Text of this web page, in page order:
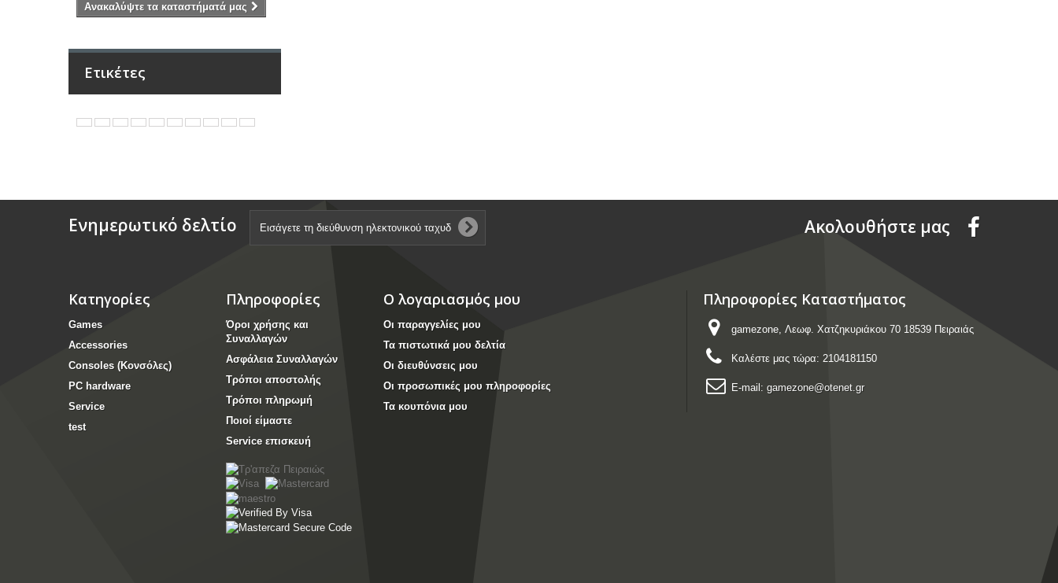
Ανακαλύψτε τα καταστήματά μας
Ετικέτες
Ενημερωτικό δελτίο Aκολουθήστε μας
Κατηγορίες
Games
Accessories
Consoles (Κονσόλες)
PC hardware
Service
test
Πληροφορίες
Όροι χρήσης και
Συναλλαγών
Ασφάλεια Συναλλαγών
Τρόποι αποστολής
Τρόποι πληρωμή
Ποιοί είμαστε
Service επισκευή
Ο λογαριασμός μου
Οι παραγγελίες μου
Τα πιστωτικά μου δελτία
Οι διευθύνσεις μου
Οι προσωπικές μου πληροφορίες
Τα κουπόνια μου
Πληροφορίες Καταστήματος
gamezone, Λεωφ. Χατζηκυριάκου 70 18539 Πειραιάς
Καλέστε μας τώρα: 2104181150
E-mail: gamezone@otenet.gr